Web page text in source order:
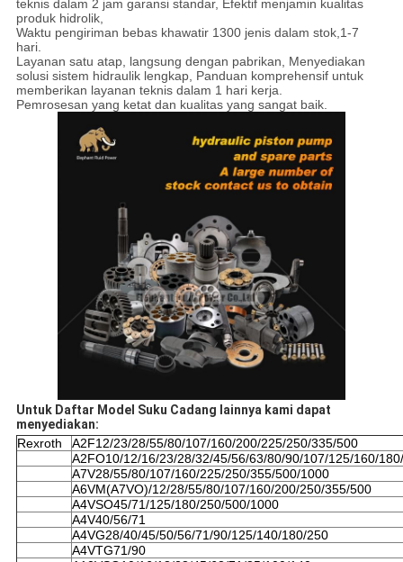
teknis dalam 2 jam garansi standar, Efektif menjamin kualitas
produk hidrolik,
Waktu pengiriman bebas khawatir 1300 jenis dalam stok,1-7
hari.
Layanan satu atap, langsung dengan pabrikan, Menyediakan
solusi sistem hidraulik lengkap, Panduan komprehensif untuk
memberikan layanan teknis dalam 1 hari kerja.
Pemrosesan yang ketat dan kualitas yang sangat baik.
Untuk Daftar Model Suku Cadang lainnya kami dapat
menyediakan:
Rexroth
A2F12/23/28/55/80/107/160/200/225/250/335/500
A2FO10/12/16/23/28/32/45/56/63/80/90/107/125/160/
A7V28/55/80/107/160/225/250/355/500/1000
A6VM(A7VO)/12/28/55/80/107/160/200/250/355/500
A4VSO45/71/125/180/250/500/1000
A4V40/56/71
A4VG28/40/45/50/56/71/90/125/140/180/250
A4VTG71/90